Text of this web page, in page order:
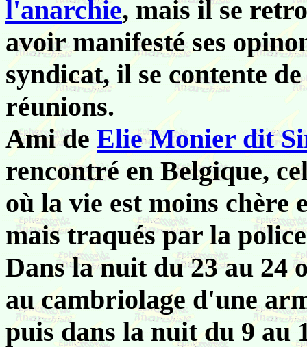
l'anarchie, mais il se
avoir manifesté ses
syndicat, il se contente
réunions.
Ami de Elie Monier dit
rencontré en Belgique,
où la vie est moins
mais traqués par la
Dans la nuit du 23 au 24
au cambriolage d'une
puis dans la nuit du 9